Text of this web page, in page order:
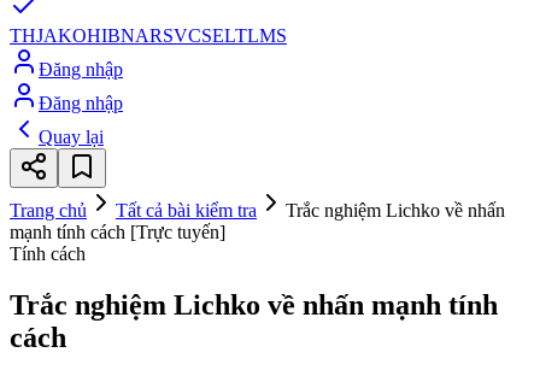
THJAKOHIBNARSVCSELTLMS
Đăng nhập
Đăng nhập
Quay lại
Trang chủ Tất cả bài kiểm tra
Trắc nghiệm Lichko về nhấn
mạnh tính cách [Trực tuyến]
Tính cách
Trắc nghiệm Lichko về nhấn mạnh tính
cách